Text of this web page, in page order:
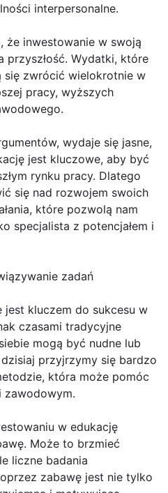
interpersonalne.
że inwestowanie w swoją
przyszłość. Wydatki, które
się zwrócić wielokrotnie w
pracy, wyższych
wydaje się jasne,
jest kluczowe, aby być
rynku pracy. Dlatego
się nad rozwojem swoich
które pozwolą nam
specjalista z potencjałem i
zadań
jest kluczem do sukcesu w
czasami tradycyjne
mogą być nudne lub
przyjrzymy się bardzo
która może pomóc
zawodowym.
w edukację
Może to brzmieć
liczne badania
zabawę jest nie tylko